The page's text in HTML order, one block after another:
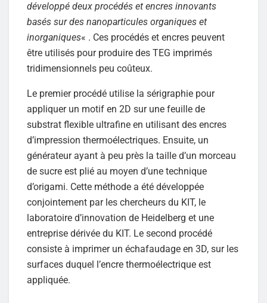
développé deux procédés et encres innovants
basés sur des nanoparticules organiques et
inorganiques« . Ces procédés et encres peuvent
être utilisés pour produire des TEG imprimés
tridimensionnels peu coûteux.
Le premier procédé utilise la sérigraphie pour
appliquer un motif en 2D sur une feuille de
substrat flexible ultrafine en utilisant des encres
d’impression thermoélectriques. Ensuite, un
générateur ayant à peu près la taille d’un morceau
de sucre est plié au moyen d’une technique
d’origami. Cette méthode a été développée
conjointement par les chercheurs du KIT, le
laboratoire d’innovation de Heidelberg et une
entreprise dérivée du KIT. Le second procédé
consiste à imprimer un échafaudage en 3D, sur les
surfaces duquel l’encre thermoélectrique est
appliquée.